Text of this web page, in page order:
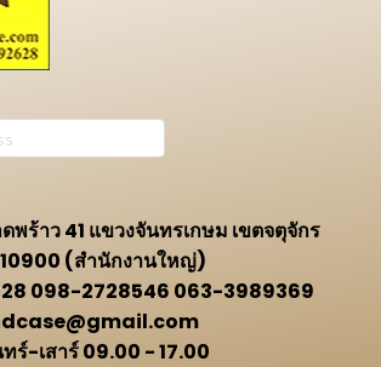
พร้าว 41 แขวงจันทรเกษม เขตจตุจักร
(สำนักงานใหญ่)
098-2728546 063-3989369
ทร์-เสาร์ 09.00 - 17.00